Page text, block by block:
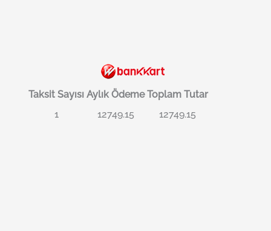
Taksit Sayısı Aylık Ödeme Toplam Tutar
1
12749.15 12749.15